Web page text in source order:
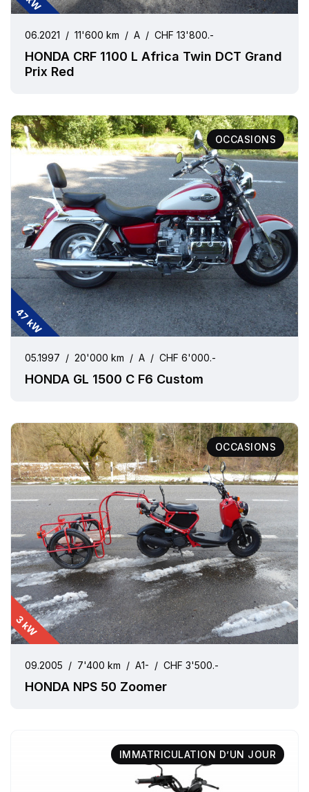
06.2021 / 11'600 km / A / CHF 13'800.-
HONDA CRF 1100 L Africa Twin DCT Grand
Prix Red
OCCASIONS
47 kW
05.1997 / 20'000 km / A / CHF 6'000.-
HONDA GL 1500 C F6 Custom
OCCASIONS
3 kW
09.2005 / 7'400 km / A1- / CHF 3'500.-
HONDA NPS 50 Zoomer
IMMATRICULATION D’UN JOUR